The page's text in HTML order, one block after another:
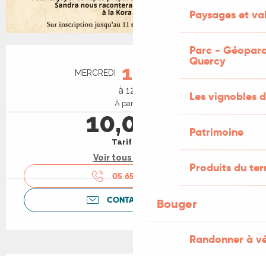
Paysages et
Parc -
Quercy
Les vignobles
Patrimoine
Produits du
Bouger
Randonner à
Ouverture et coordonnées
MERCREDI 16
à 12:30
À partir de
10,00 €
Tarif plein
Voir tous les tarifs
05 65 50 05
CONTACTEZ-NOUS